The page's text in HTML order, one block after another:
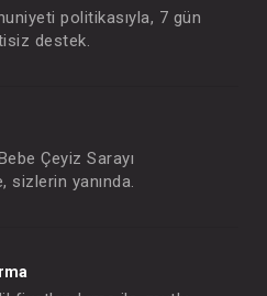
politikasıyla, 7 gün
destek.
Çeyiz Sarayı
sizlerin yanında.